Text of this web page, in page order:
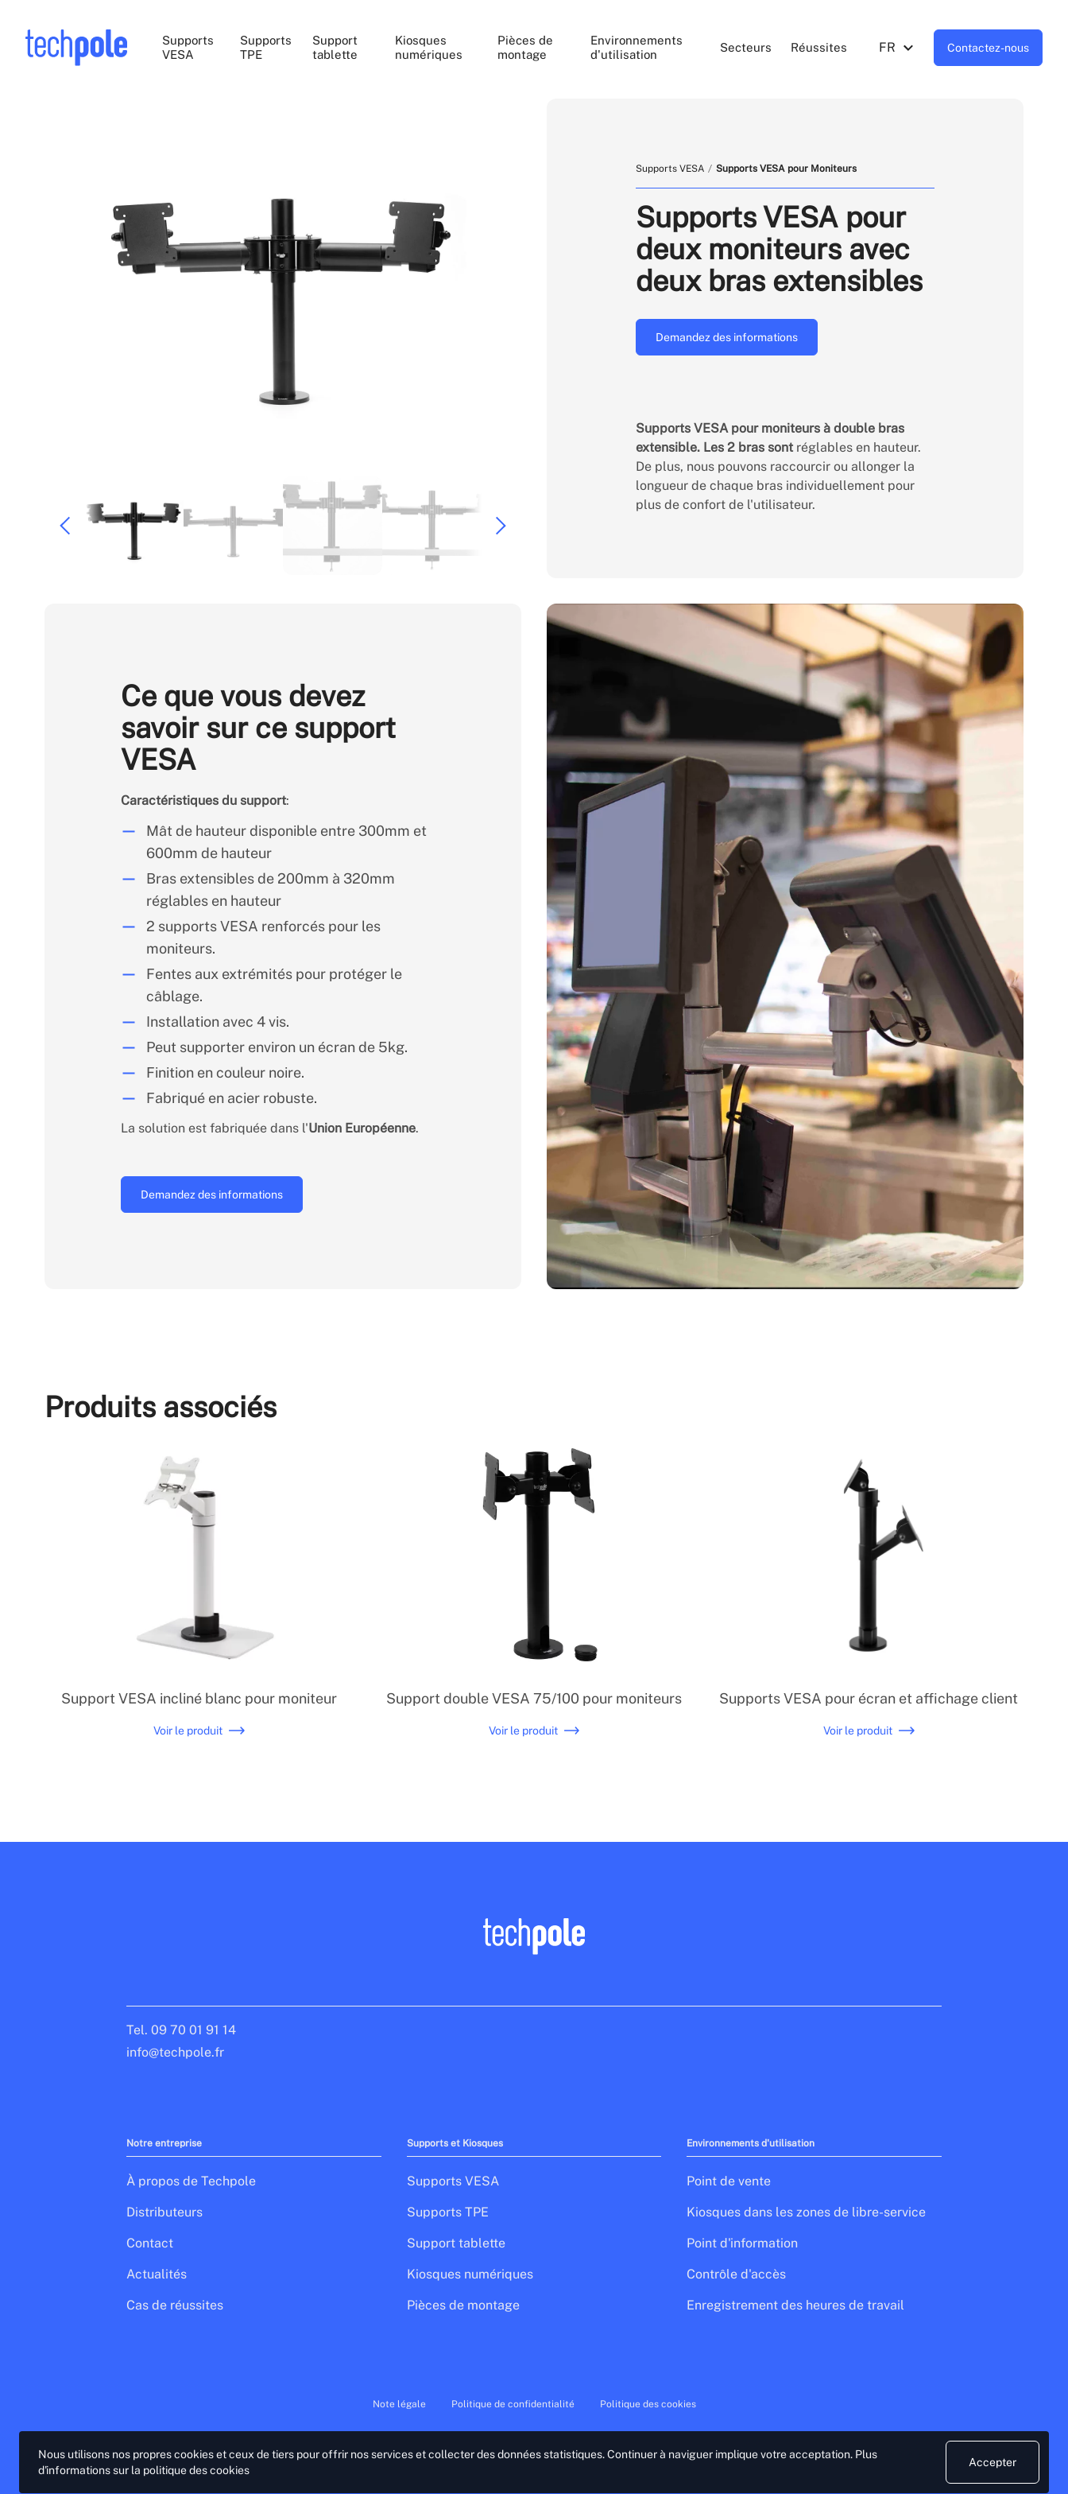
Nous utilisons nos propres cookies et ceux de tiers pour offrir nos services et collecter des données statistiques. Continuer à naviguer implique votre acceptation. Plus
d'informations sur la politique des cookies
Accepter
Contactez-nous
FR
Supports
VESA
Supports
TPE
Support
tablette
Kiosques
numériques
Pièces de
montage
Environnements
d'utilisation
Secteurs Réussites
Supports VESA Supports VESA pour Moniteurs
Supports VESA pour
deux moniteurs avec
deux bras extensibles
Demandez des informations
Supports VESA pour moniteurs à double bras
extensible. Les 2 bras sont réglables en hauteur.
De plus, nous pouvons raccourcir ou allonger la
longueur de chaque bras individuellement pour
plus de confort de l'utilisateur.
Ce que vous devez
savoir sur ce support
VESA
Caractéristiques du support:
Mât de hauteur disponible entre 300mm et
600mm de hauteur
Bras extensibles de 200mm à 320mm
réglables en hauteur
2 supports VESA renforcés pour les
moniteurs.
Fentes aux extrémités pour protéger le
câblage.
Installation avec 4 vis.
Peut supporter environ un écran de 5kg.
Finition en couleur noire.
Fabriqué en acier robuste.
La solution est fabriquée dans l'Union Européenne.
Demandez des informations
Produits associés
Support VESA incliné blanc pour moniteur
Voir le produit
Support double VESA 75/100 pour moniteurs
Voir le produit
Supports VESA pour écran et affichage client
Voir le produit
Tel. 09 70 01 91 14
info@techpole.fr
Notre entreprise
À propos de Techpole
Distributeurs
Contact
Actualités
Cas de réussites
Supports et Kiosques
Supports VESA
Supports TPE
Support tablette
Kiosques numériques
Pièces de montage
Environnements d'utilisation
Point de vente
Kiosques dans les zones de libre-service
Point d'information
Contrôle d'accès
Enregistrement des heures de travail
Note légale Politique de confidentialité Politique des cookies